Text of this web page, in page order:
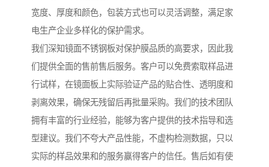
宽度、厚度和颜色，包装方式也可以灵活调整，满足家
电生产企业多样化的保护需求。
我们深知镜面不锈钢板对保护膜品质的高要求，因此我
们提供全面的售前售后服务。客户可以免费索取样品进
行试样，在镜面板上实际验证产品的贴合性、透明度和
剥离效果，确保无残留后再批量采购。我们的技术团队
拥有丰富的行业经验，能够为客户提供的技术指导和选
型建议。我们不夸大产品性能，不虚构检测数据，只以
实际的样品效果和的服务赢得客户的信任。售后如有使